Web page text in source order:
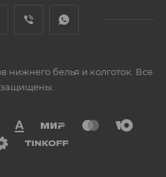
нижнего белья и колготок. Все